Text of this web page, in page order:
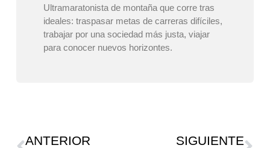
Ultramaratonista de montaña que corre tras
ideales: traspasar metas de carreras difíciles,
trabajar por una sociedad más justa, viajar
para conocer nuevos horizontes.
ANTERIOR SIGUIENTE